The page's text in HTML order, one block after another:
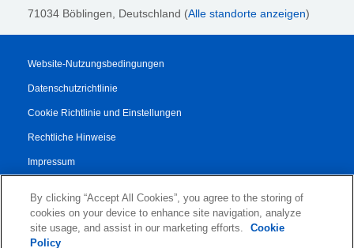
71034 Böblingen , Deutschland (Alle standorte anzeigen)
Website-Nutzungsbedingungen
Datenschutzrichtlinie
Cookie Richtlinie und Einstellungen
Rechtliche Hinweise
Impressum
AGB
Vertrag für Autorisierte Partner
By clicking “Accept All Cookies”, you agree to the storing of
cookies on your device to enhance site navigation, analyze
site usage, and assist in our marketing efforts.
Cookie
Policy